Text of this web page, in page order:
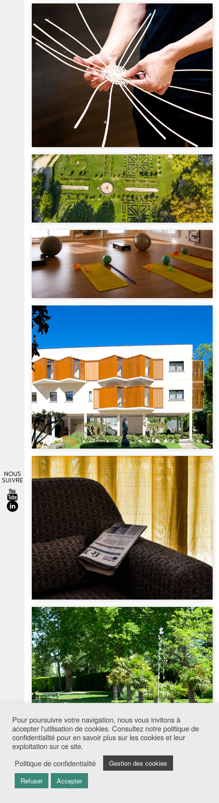
NOUS
SUIVRE
Pour poursuivre votre navigation, nous vous invitons à
accepter l'utilisation de cookies. Consultez notre politique de
confidentialité pour en savoir plus sur les cookies et leur
exploitation sur ce site.
Politique de confidentialité
Gestion des cookies
Refuser
Accepter